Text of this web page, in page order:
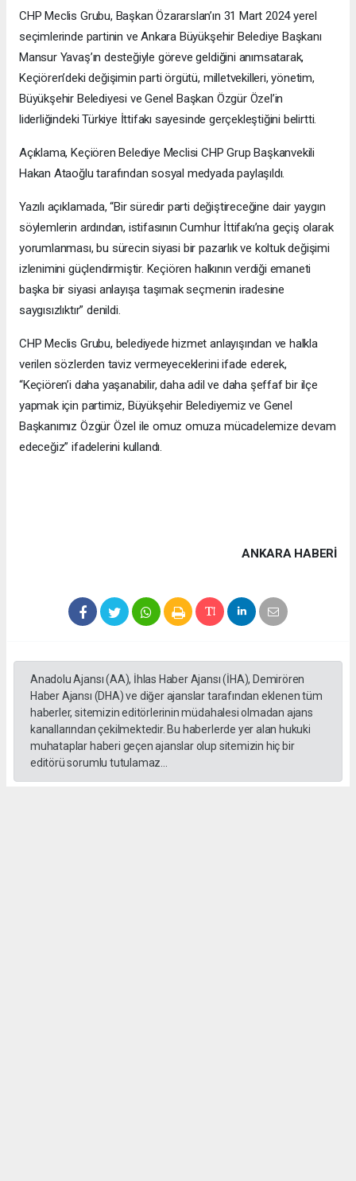
CHP Meclis Grubu, Başkan Özararslan’ın 31 Mart 2024 yerel
seçimlerinde partinin ve Ankara Büyükşehir Belediye Başkanı
Mansur Yavaş’ın desteğiyle göreve geldiğini anımsatarak,
Keçiören’deki değişimin parti örgütü, milletvekilleri, yönetim,
Büyükşehir Belediyesi ve Genel Başkan Özgür Özel’in
liderliğindeki Türkiye İttifakı sayesinde gerçekleştiğini belirtti.
Açıklama, Keçiören Belediye Meclisi CHP Grup Başkanvekili
Hakan Ataoğlu tarafından sosyal medyada paylaşıldı.
Yazılı açıklamada, “Bir süredir parti değiştireceğine dair yaygın
söylemlerin ardından, istifasının Cumhur İttifakı’na geçiş olarak
yorumlanması, bu sürecin siyasi bir pazarlık ve koltuk değişimi
izlenimini güçlendirmiştir. Keçiören halkının verdiği emaneti
başka bir siyasi anlayışa taşımak seçmenin iradesine
saygısızlıktır” denildi.
CHP Meclis Grubu, belediyede hizmet anlayışından ve halkla
verilen sözlerden taviz vermeyeceklerini ifade ederek,
“Keçiören’i daha yaşanabilir, daha adil ve daha şeffaf bir ilçe
yapmak için partimiz, Büyükşehir Belediyemiz ve Genel
Başkanımız Özgür Özel ile omuz omuza mücadelemize devam
edeceğiz” ifadelerini kullandı.
ANKARA HABERİ
Anadolu Ajansı (AA), İhlas Haber Ajansı (İHA), Demirören
Haber Ajansı (DHA) ve diğer ajanslar tarafından eklenen tüm
haberler, sitemizin editörlerinin müdahalesi olmadan ajans
kanallarından çekilmektedir. Bu haberlerde yer alan hukuki
muhataplar haberi geçen ajanslar olup sitemizin hiç bir
editörü sorumlu tutulamaz...